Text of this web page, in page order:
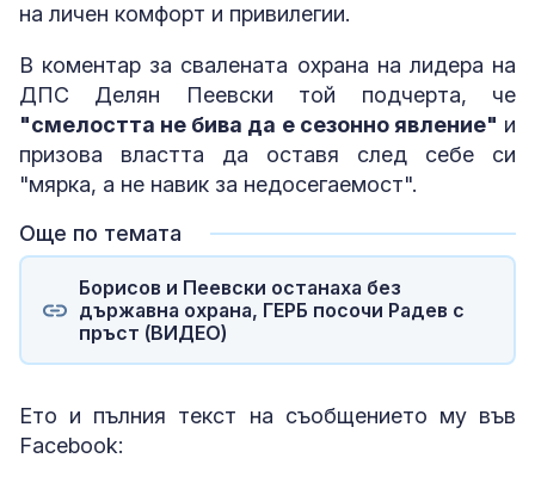
на личен комфорт и привилегии.
В коментар за свалената охрана на лидера на
ДПС Делян Пеевски той подчерта, че
"смелостта не бива да е сезонно явление" и
призова властта да оставя след себе си
"мярка, а не навик за недосегаемост".
Още по темата
Борисов и Пеевски останаха без
държавна охрана, ГЕРБ посочи Радев с
пръст (ВИДЕО)
Ето и пълния текст на съобщението му във
Facebook: